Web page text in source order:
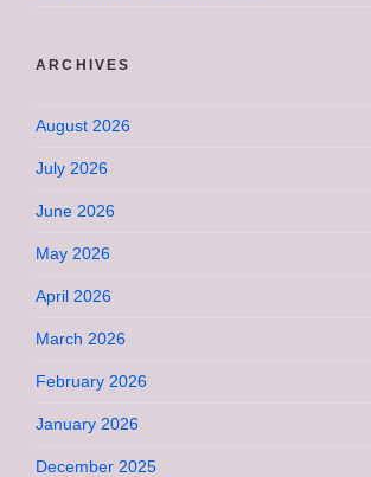
ARCHIVES
August 2026
July 2026
June 2026
May 2026
April 2026
March 2026
February 2026
January 2026
December 2025